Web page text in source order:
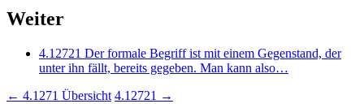
Weiter
4.12721 Der formale Begriff ist mit einem Gegenstand, der
unter ihn fällt, bereits gegeben. Man kann also…
← 4.1271 Übersicht 4.12721 →